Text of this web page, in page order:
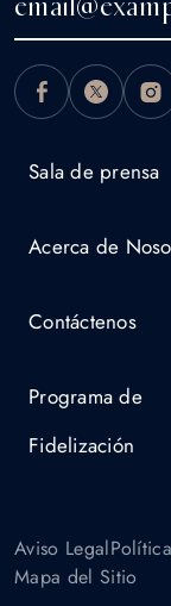
Sala de prensa
Acerca de
Contáctenos
Programa de
Fidelización
Aviso Legal
Mapa del Sitio